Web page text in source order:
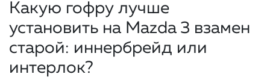
Какую гофру лучше
установить на Mazda 3 взамен
старой: иннербрейд или
интерлок?